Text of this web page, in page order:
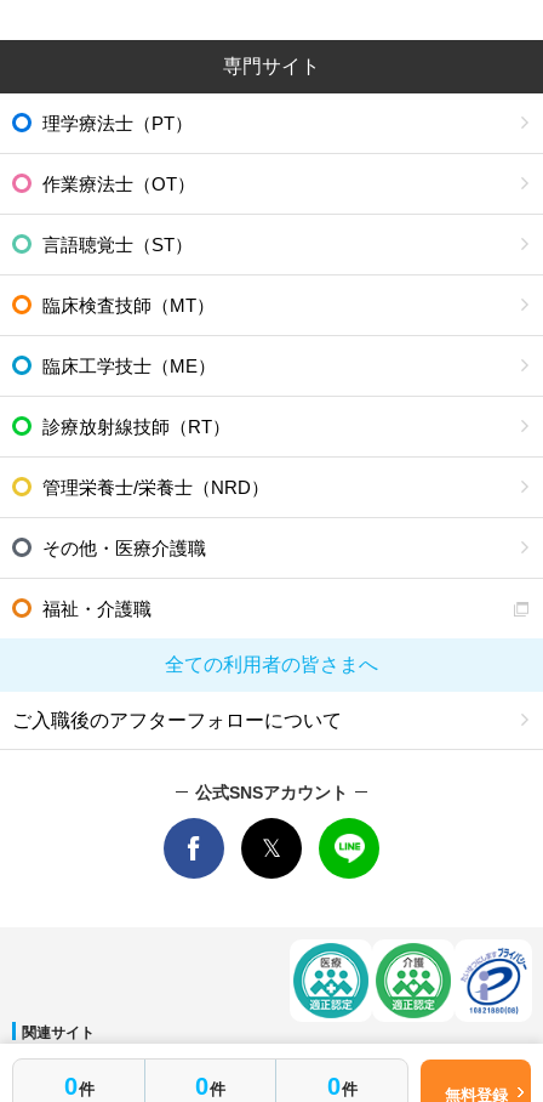
0件 0件 0件 無料登録
専門サイト
理学療法士（PT）
作業療法士（OT）
言語聴覚士（ST）
臨床検査技師（MT）
臨床工学技士（ME）
診療放射線技師（RT）
管理栄養士/栄養士（NRD）
その他・医療介護職
福祉・介護職
全ての利用者の皆さまへ
ご入職後のアフターフォローについて
公式SNSアカウント
関連サイト
マイナビDOCTOR│マイナビ看護師│マイナビ薬剤師│マイナビ保育士
運営会社